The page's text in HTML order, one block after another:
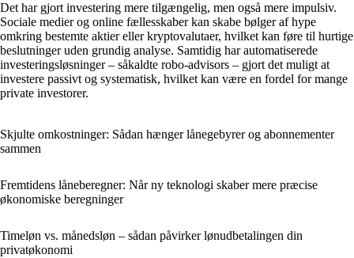
Det har gjort investering mere tilgængelig, men også mere impulsiv.
Sociale medier og online fællesskaber kan skabe bølger af hype
omkring bestemte aktier eller kryptovalutaer, hvilket kan føre til hurtige
beslutninger uden grundig analyse. Samtidig har automatiserede
investeringsløsninger – såkaldte robo-advisors – gjort det muligt at
investere passivt og systematisk, hvilket kan være en fordel for mange
private investorer.
Skjulte omkostninger: Sådan hænger lånegebyrer og abonnementer
sammen
Fremtidens låneberegner: Når ny teknologi skaber mere præcise
økonomiske beregninger
Timeløn vs. månedsløn – sådan påvirker lønudbetalingen din
privatøkonomi